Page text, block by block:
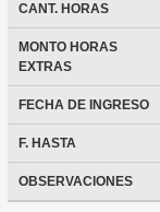
CANT. HORAS
MONTO HORAS
EXTRAS
FECHA DE INGRESO
F. HASTA
OBSERVACIONES